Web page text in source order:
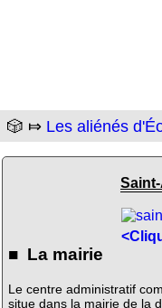
🎲 ⤇ Les aliénés
■ La mairie
Le centre administratif
situe dans la mairie de la